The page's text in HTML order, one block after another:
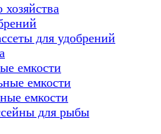
хозяйства
для удобрений
емкости
емкости
емкости
для рыбы